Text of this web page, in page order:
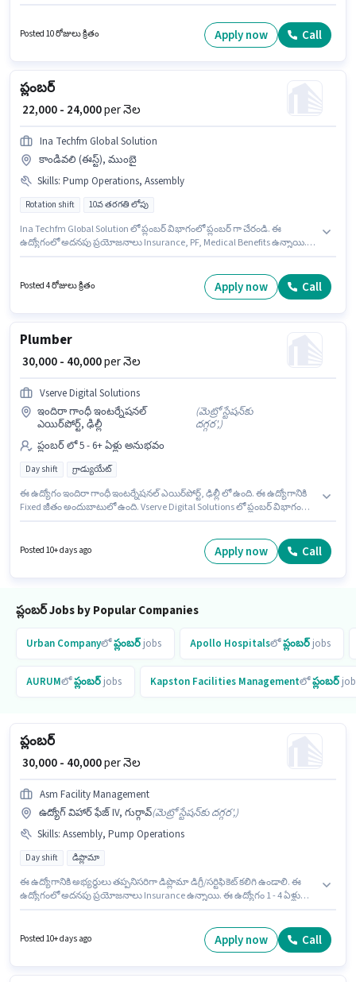
ఉంది. ఈ ఖాళీ సెలైయూర్, చెన్నై లో ఉంది. ఈ ఉద్యోగానికి 10వ తరగతి లోపు అర్హత
Posted 10 రోజులు క్రితం Apply now Call
ప్లంబర్
₹ 22,000 - 24,000per నెల
Ina Techfm Global Solution
కాండివలి (ఈస్ట్), ముంబై
Skills: Pump Operations, Assembly
Rotation shift 10వ తరగతి లోపు
Ina Techfm Global Solution లో ప్లంబర్ విభాగంలో ప్లంబర్ గా చేరండి. ఈ
ఉద్యోగంలో అదనపు ప్రయోజనాలు Insurance, PF, Medical Benefits ఉన్నాయి.
Assembly, Pump Operations ఉండాలి. ఈ ఉద్యోగం కాండివలి (ఈస్ట్), ముంబై లో
Posted 4 రోజులు క్రితం Apply now Call
Plumber
₹ 30,000 - 40,000per నెల
Vserve Digital Solutions
ఇందిరా గాంధీ ఇంటర్నేషనల్
ఎయిర్‌పోర్ట్, ఢిల్లీ
(మెట్రో స్టేషన్‌కు
దగ్గర',)
ప్లంబర్ లో 5 - 6+ ఏళ్లు అనుభవం
Day shift గ్రాడ్యుయేట్
ఈ ఉద్యోగం ఇందిరా గాంధీ ఇంటర్నేషనల్ ఎయిర్‌పోర్ట్, ఢిల్లీ లో ఉంది. ఈ ఉద్యోగానికి
Fixed జీతం అందుబాటులో ఉంది. Vserve Digital Solutions లో ప్లంబర్ విభాగంలో
దరఖాస్తుదారులు కనీసం గ్రాడ్యుయేట్ డిగ్రీ లేదా సర్టిఫికెట్ కలిగి ఉండాలి. ఇది Full
Time ఉద్యోగం, ఇందులో DAY shift మరియు వారానికి 6 days working ఉంటాయి.
Posted 10+ days ago Apply now Call
ప్లంబర్ Jobs by Popular Companies
Urban Companyలోప్లంబర్ jobs Apollo Hospitalsలోప్లంబర్ jobs
AURUMలోప్లంబర్ jobs Kapston Facilities Managementలోప్లంబర్
ప్లంబర్
₹ 30,000 - 40,000per నెల
Asm Facility Management
ఉద్యోగ్ విహార్ ఫేజ్ IV, గుర్గావ్(మెట్రో స్టేషన్‌కు దగ్గర',)
Skills: Assembly, Pump Operations
Day shift డిప్లొమా
ఈ ఉద్యోగానికి అభ్యర్థులు తప్పనిసరిగా డిప్లొమా డిగ్రీ/సర్టిఫికెట్ కలిగి ఉండాలి. ఈ
ఉద్యోగంలో అదనపు ప్రయోజనాలు Insurance ఉన్నాయి. ఈ ఉద్యోగం 1 - 4 ఏళ్లు
నైపుణ్యాలు ఉండాలి. ఈ ఖాళీ ఉద్యోగ్ విహార్ ఫేజ్ IV, గుర్గావ్ లో ఉంది. ఈ ఉద్యోగానికి
Posted 10+ days ago Apply now Call